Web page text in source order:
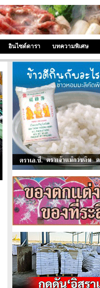
อินไซด์ดารา บทความพิเศษ